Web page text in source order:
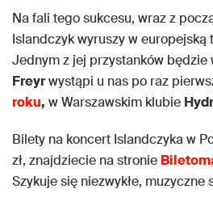
Na fali tego sukcesu, wraz z
Islandczyk wyruszy w europejską
Jednym z jej przystanków będzie
Freyrwystąpi u nas po raz
roku, w Warszawskim klubie
Bilety na koncert Islandczyka w
zł, znajdziecie na stronie
Szykuje się niezwykłe, muzyczne